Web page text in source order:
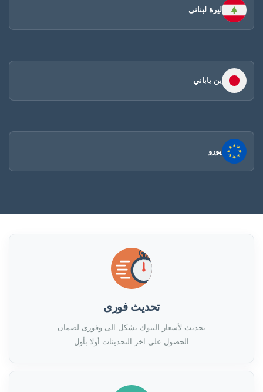
ليرة لبنانى
ين ياباني
يورو
تحديث فورى
تحديث لأسعار البنوك بشكل الى وفورى لضمان
الحصول على اخر التحديثات أولا بأول